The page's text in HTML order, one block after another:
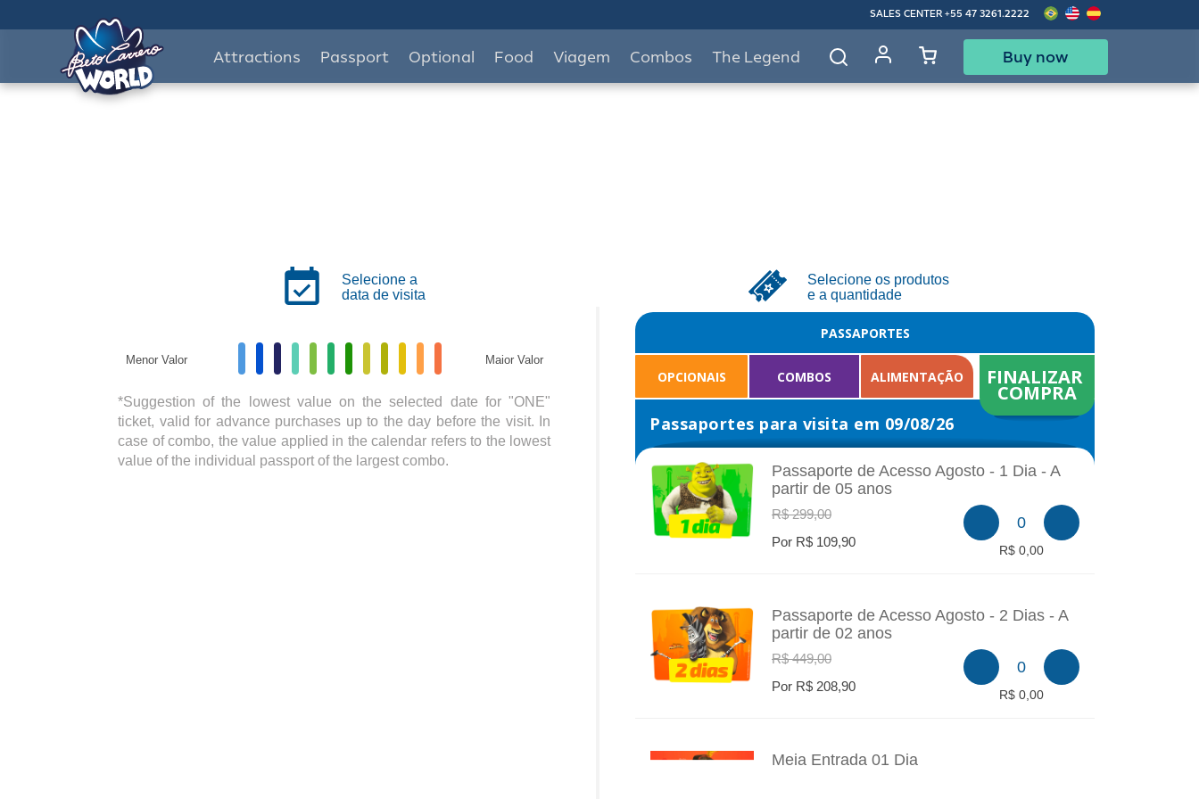
SALES CENTER +55 47 3261.2222
Attractions Passport Optional Food Viagem Combos The Legend Buy now
Selecione a
data de visita
Selecione os produtos
e a quantidade
Menor Valor Maior Valor
*Suggestion of the lowest value on the selected date for "ONE"
ticket, valid for advance purchases up to the day before the visit. In
case of combo, the value applied in the calendar refers to the lowest
value of the individual passport of the largest combo.
PASSAPORTES
OPCIONAIS COMBOS ALIMENTAÇÃO FINALIZAR
COMPRA
Passaportes para visita em 09/08/26
INFO
Passaporte de Acesso Agosto - 1 Dia - A
partir de 05 anos
R$ 299,00
Por R$ 109,90
0
R$ 0,00
INFO
Passaporte de Acesso Agosto - 2 Dias - A
partir de 02 anos
R$ 449,00
Por R$ 208,90
0
R$ 0,00
Meia Entrada 01 Dia